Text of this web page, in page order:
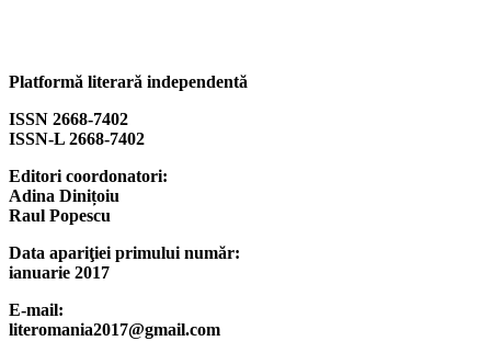
Platformă literară independentă
ISSN 2668-7402
ISSN-L 2668-7402
Editori coordonatori:
Adina Dinițoiu
Raul Popescu
Data apariţiei primului număr:
ianuarie 2017
E-mail:
literomania2017@gmail.com